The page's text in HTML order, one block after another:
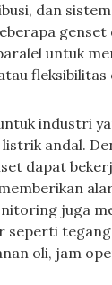
dan
untuk
industri
andal.
dapat
juga
seperti
oli, jam